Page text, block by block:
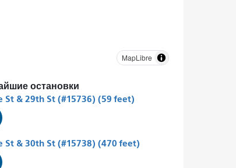
MapLibre
остановки
St & 29th St (#15736) (59 feet)
St & 30th St (#15738) (470 feet)